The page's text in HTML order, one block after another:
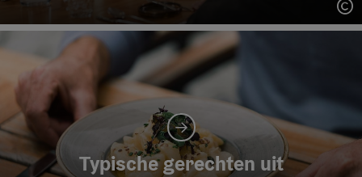
Typische gerechten uit